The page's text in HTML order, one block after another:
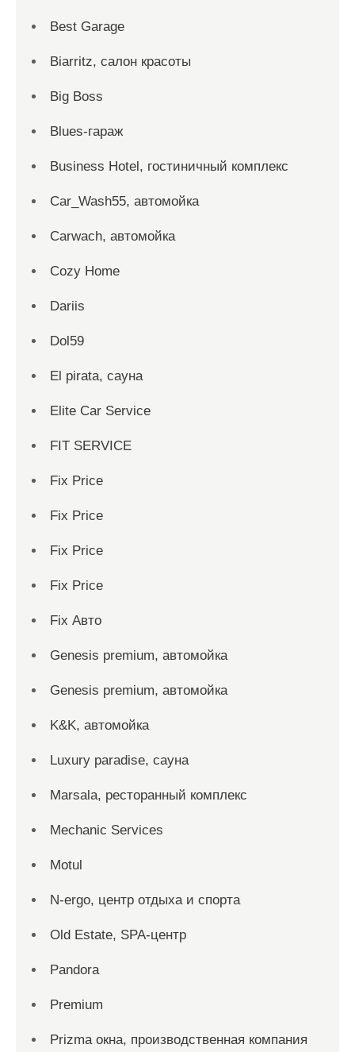
Best Garage
Biarritz, салон красоты
Big Boss
Blues-гараж
Business Hotel, гостиничный комплекс
Car_Wash55, автомойка
Carwach, автомойка
Cozy Home
Dariis
Dol59
El pirata, сауна
Elite Car Service
FIT SERVICE
Fix Price
Fix Price
Fix Price
Fix Price
Fix Авто
Genesis premium, автомойка
Genesis premium, автомойка
K&K, автомойка
Luxury paradise, сауна
Marsala, ресторанный комплекс
Mechanic Services
Motul
N-ergo, центр отдыха и спорта
Old Estate, SPA-центр
Pandora
Premium
Prizma окна, производственная компания